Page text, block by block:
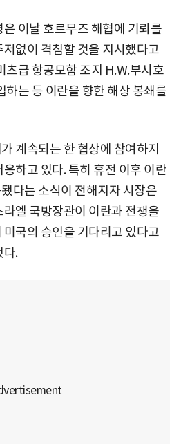
이날 호르무즈 해협에 기뢰를
없이 격침할 것을 지시했다고
츠급 항공모함 조지 H.W.부시호
하는 등 이란을 향한 해상 봉쇄를
계속되는 한 협상에 참여하지
하고 있다. 특히 휴전 이후 이란
다는 소식이 전해지자 시장은
엘 국방장관이 이란과 전쟁을
국의 승인을 기다리고 있다고
다.